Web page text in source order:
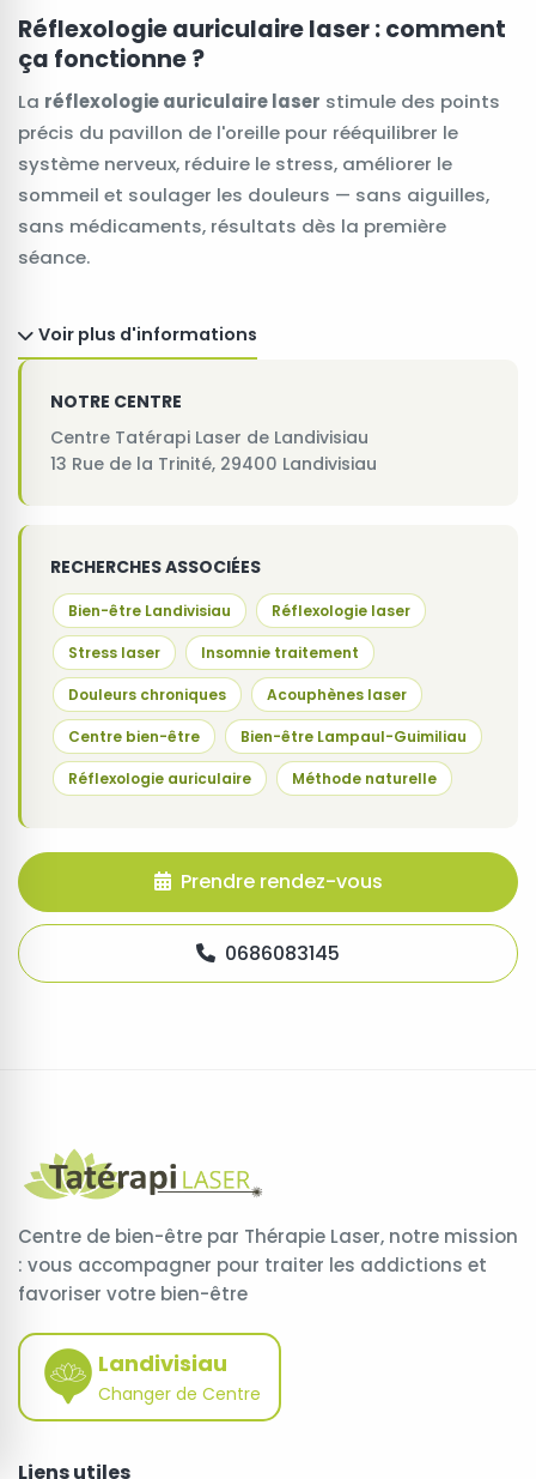
Réflexologie auriculaire laser : comment
ça fonctionne ?
La réflexologie auriculaire laser stimule des points
précis du pavillon de l'oreille pour rééquilibrer le
système nerveux, réduire le stress, améliorer le
sommeil et soulager les douleurs — sans aiguilles,
sans médicaments, résultats dès la première
séance.
Voir plus d'informations
NOTRE CENTRE
Centre Tatérapi Laser de Landivisiau
13 Rue de la Trinité, 29400 Landivisiau
RECHERCHES ASSOCIÉES
Bien-être Landivisiau Réflexologie laser
Stress laser Insomnie traitement
Douleurs chroniques Acouphènes laser
Centre bien-être Bien-être Lampaul-Guimiliau
Réflexologie auriculaire Méthode naturelle
Prendre rendez-vous
0686083145
Centre de bien-être par Thérapie Laser, notre mission
: vous accompagner pour traiter les addictions et
favoriser votre bien-être
Landivisiau
Changer de Centre
Liens utiles